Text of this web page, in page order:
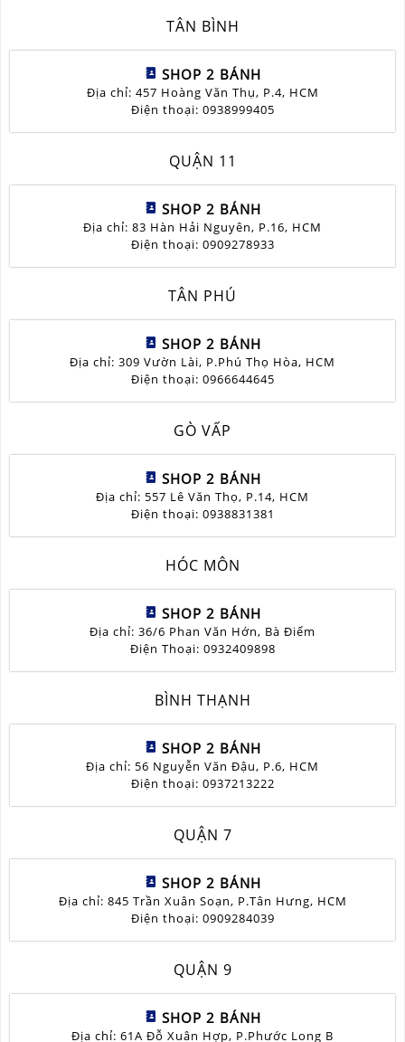
TÂN BÌNH
SHOP 2 BÁNH
Địa chỉ: 457 Hoàng Văn Thụ, P.4, HCM
Điện thoại: 0938999405
QUẬN 11
SHOP 2 BÁNH
Địa chỉ: 83 Hàn Hải Nguyên, P.16, HCM
Điện thoại: 0909278933
TÂN PHÚ
SHOP 2 BÁNH
Địa chỉ: 309 Vườn Lài, P.Phú Thọ Hòa, HCM
Điện thoại: 0966644645
GÒ VẤP
SHOP 2 BÁNH
Địa chỉ: 557 Lê Văn Thọ, P.14, HCM
Điện thoại: 0938831381
HÓC MÔN
SHOP 2 BÁNH
Địa chỉ: 36/6 Phan Văn Hớn, Bà Điểm
Điện Thoại: 0932409898
BÌNH THẠNH
SHOP 2 BÁNH
Địa chỉ: 56 Nguyễn Văn Đậu, P.6, HCM
Điện thoại: 0937213222
QUẬN 7
SHOP 2 BÁNH
Địa chỉ: 845 Trần Xuân Soạn, P.Tân Hưng, HCM
Điện thoại: 0909284039
QUẬN 9
SHOP 2 BÁNH
Địa chỉ: 61A Đỗ Xuân Hợp, P.Phước Long B